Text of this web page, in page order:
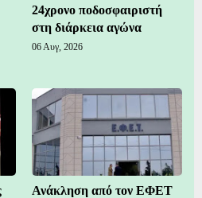
24χρονο ποδοσφαιριστή
στη διάρκεια αγώνα
06 Αυγ, 2026
Ανάκληση από τον ΕΦΕΤ